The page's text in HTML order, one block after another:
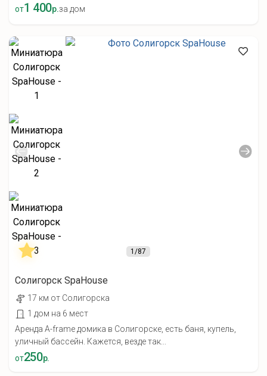
от1 400р.за дом
1/87
Солигорск SpaHouse
17 км от Солигорска
1 дом на 6 мест
Аренда A-frame домика в Солигорске, есть баня, купель,
уличный бассейн. Кажется, везде так...
от250р.